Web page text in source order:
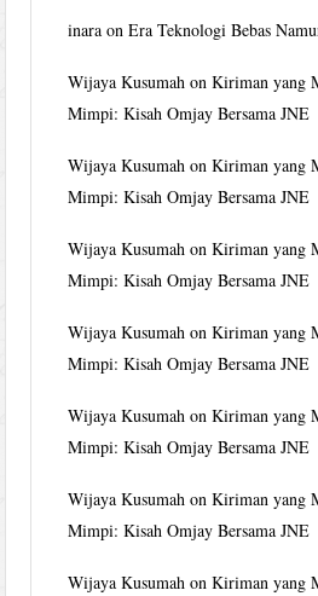
inara onEra Teknologi Bebas
Wijaya Kusumah onKiriman yang
Mimpi: Kisah Omjay Bersama JNE
Wijaya Kusumah onKiriman yang
Mimpi: Kisah Omjay Bersama JNE
Wijaya Kusumah onKiriman yang
Mimpi: Kisah Omjay Bersama JNE
Wijaya Kusumah onKiriman yang
Mimpi: Kisah Omjay Bersama JNE
Wijaya Kusumah onKiriman yang
Mimpi: Kisah Omjay Bersama JNE
Wijaya Kusumah onKiriman yang
Mimpi: Kisah Omjay Bersama JNE
Wijaya Kusumah onKiriman yang